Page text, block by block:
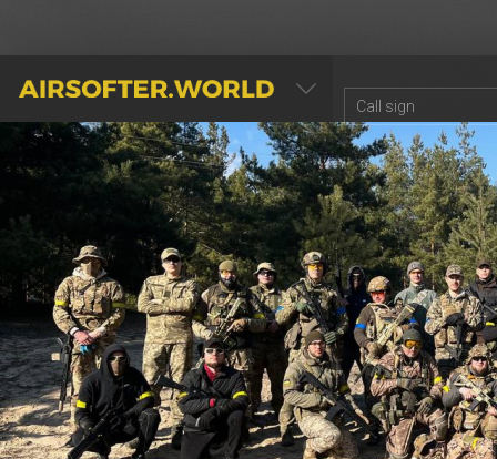
AIRSOFTER.WORLD